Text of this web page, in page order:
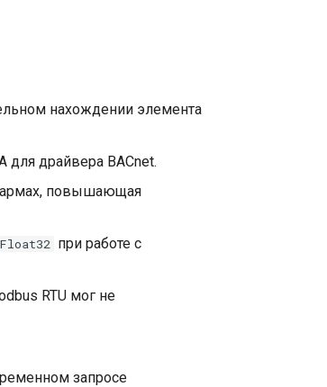
нахождении элемента
для драйвера BACnet.
повышающая
Float32 при работе с
RTU мог не
запросе